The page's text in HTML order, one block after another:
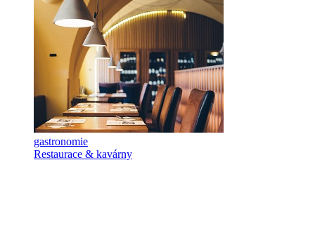
gastronomie
Restaurace & kavárny